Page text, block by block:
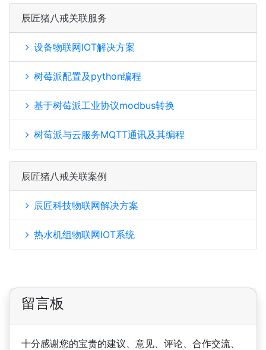
辰匠猪八戒关联服务
设备物联网IOT解决方案
树莓派配置及python编程
基于树莓派工业协议modbus转换
树莓派与云服务MQTT通讯及其编程
辰匠猪八戒关联案例
辰匠科技物联网解决方案
热水机组物联网IOT系统
留言板
十分感谢您的宝贵的建议、意见、评论、合作交流、